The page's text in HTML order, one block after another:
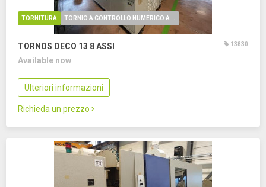
TORNITURA
TORNOS DECO 13 8 ASSI 13830
Available now
Ulteriori informazioni
Richieda un prezzo